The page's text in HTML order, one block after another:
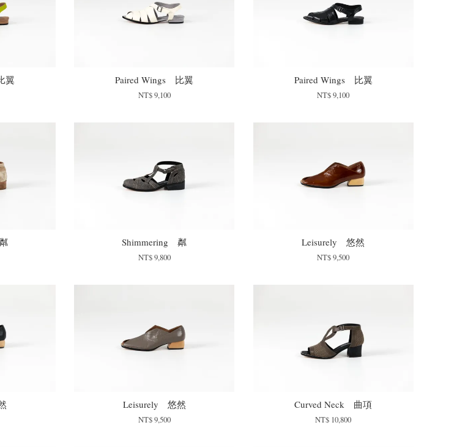
翼 Paired Wings 比翼
NT$ 9,100
Paired Wings 比翼
NT$ 9,100
Shimmering 粼
NT$ 9,800
Leisurely 悠然
NT$ 9,500
Leisurely 悠然
NT$ 9,500
Curved Neck 曲項
NT$ 10,800